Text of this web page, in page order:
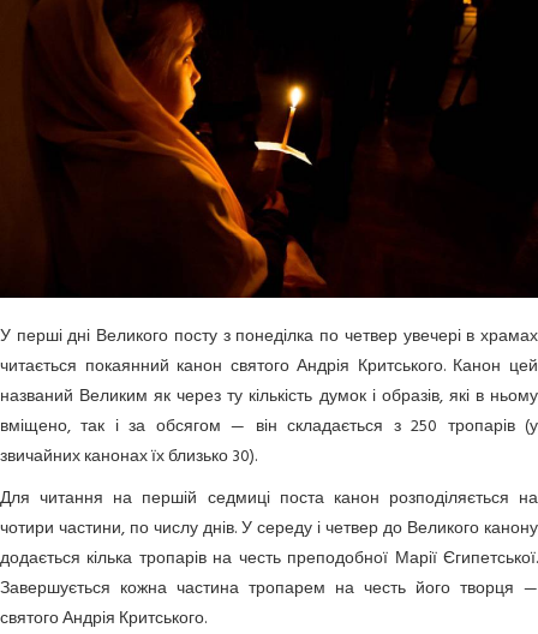
У перші дні Великого посту з понеділка по четвер увечері в храмах
читається покаянний канон святого Андрія Критського. Канон цей
названий Великим як через ту кількість думок і образів, які в ньому
вміщено, так і за обсягом — він складається з 250 тропарів (у
звичайних канонах їх близько 30).
Для читання на першій седмиці поста канон розподіляється на
чотири частини, по числу днів. У середу і четвер до Великого канону
додається кілька тропарів на честь преподобної Марії Єгипетської.
Завершується кожна частина тропарем на честь його творця —
святого Андрія Критського.